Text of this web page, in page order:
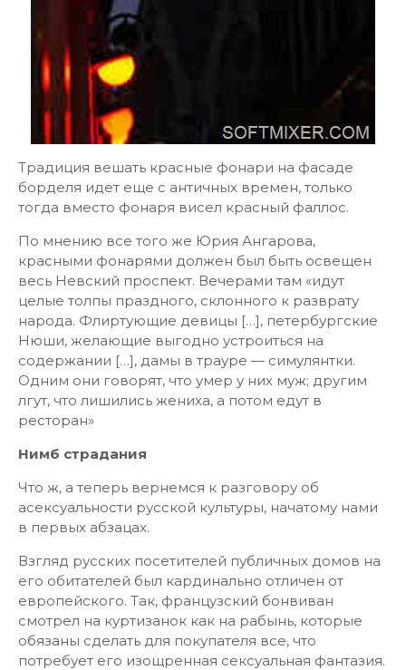
Традиция вешать красные фонари на фасаде
борделя идет еще с античных времен, только
тогда вместо фонаря висел красный фаллос.
По мнению все того же Юрия Ангарова,
красными фонарями должен был быть освещен
весь Невский проспект. Вечерами там «идут
целые толпы праздного, склонного к разврату
народа. Флиртующие девицы […], петербургские
Нюши, желающие выгодно устроиться на
содержании […], дамы в трауре — симулянтки.
Одним они говорят, что умер у них муж; другим
лгут, что лишились жениха, а потом едут в
ресторан»
Нимб страдания
Что ж, а теперь вернемся к разговору об
асексуальности русской культуры, начатому нами
в первых абзацах.
Взгляд русских посетителей публичных домов на
его обитателей был кардинально отличен от
европейского. Так, французский бонвиван
смотрел на куртизанок как на рабынь, которые
обязаны сделать для покупателя все, что
потребует его изощренная сексуальная фантазия.